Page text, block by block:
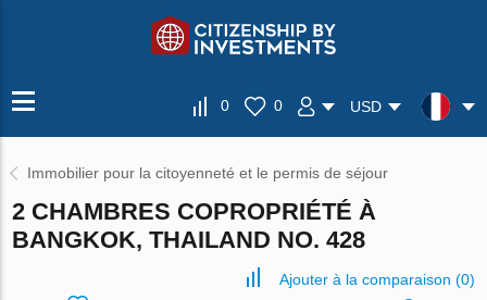
0 0 USD
Immobilier pour la citoyenneté et le permis de séjour
2 CHAMBRES COPROPRIÉTÉ À
BANGKOK, THAILAND NO. 428
Ajouter à la comparaison (0)